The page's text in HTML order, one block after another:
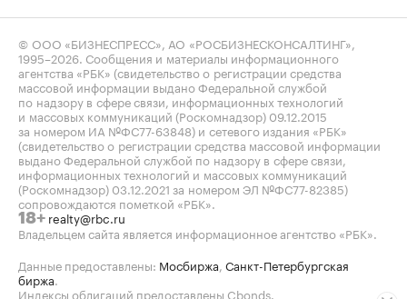
© ООО «БИЗНЕСПРЕСС», АО «РОСБИЗНЕСКОНСАЛТИНГ»,
1995–2026. Сообщения и материалы информационного
агентства «РБК» (свидетельство о регистрации средства
массовой информации выдано Федеральной службой
по надзору в сфере связи, информационных технологий
и массовых коммуникаций (Роскомнадзор) 09.12.2015
за номером ИА №ФС77-63848) и сетевого издания «РБК»
(свидетельство о регистрации средства массовой информации
выдано Федеральной службой по надзору в сфере связи,
информационных технологий и массовых коммуникаций
(Роскомнадзор) 03.12.2021 за номером ЭЛ №ФС77-82385)
сопровождаются пометкой «РБК».
18+ realty@rbc.ru
Владельцем сайта является информационное агентство «РБК».
Данные предоставлены: Мосбиржа, Санкт-Петербургская
биржа.
Индексы облигаций предоставлены Cbonds.